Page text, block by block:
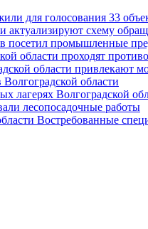
для голосования 33
актуализируют схему
посетил промышленные
области проходят
области привлекают
области
лагерях Волгоградской
лесопосадочные работы
Востребованные